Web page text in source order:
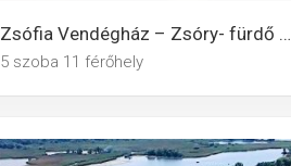
Zsófia Vendégház – Zsóry- fürdő Mezőkövesd
5 szoba 11 férőhely